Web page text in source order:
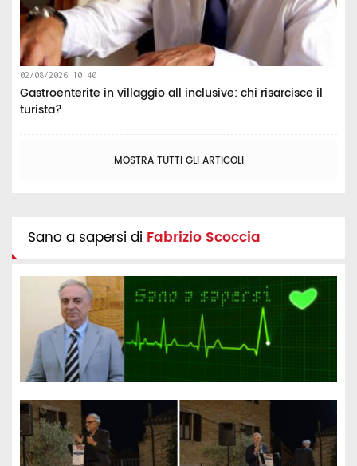
02/08/2026 10:40
Gastroenterite in villaggio all inclusive: chi risarcisce il
turista?
MOSTRA TUTTI GLI ARTICOLI
Sano a sapersi di Fabrizio Scoccia